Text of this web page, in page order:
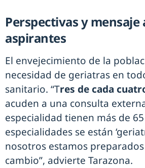
Perspectivas y
aspirantes
El envejecimiento de la
necesidad de geriatras en
sanitario. “Tres de cada
acuden a una consulta
especialidad tienen más de
especialidades se están
nosotros estamos
cambio”, advierte Tarazona.